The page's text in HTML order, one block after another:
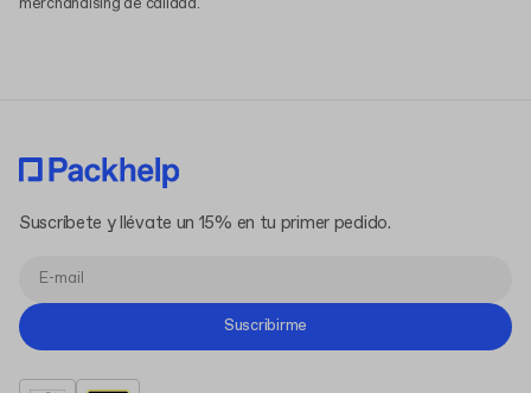
Suscríbete y llévate un 15% en tu primer pedido.
Suscribirme